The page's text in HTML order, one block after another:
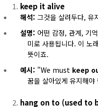
keep it alive
해석: 그것을 살려두다, 유
설명: 어떤 감정, 관계, 기
미로 사용됩니다. 이 노
뜻이죠.
예시: "We must keep
꿈을 살아있게 유지해야
hang on to (used to